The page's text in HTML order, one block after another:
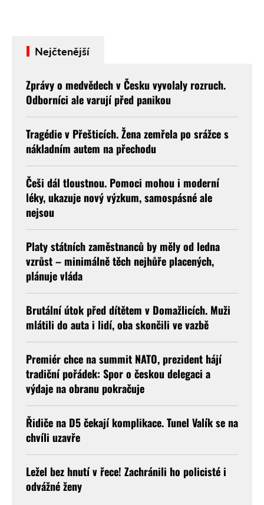
Nejčtenější
Zprávy o medvědech v Česku vyvolaly rozruch.
Odborníci ale varují před panikou
Tragédie v Přešticích. Žena zemřela po srážce s
nákladním autem na přechodu
Češi dál tloustnou. Pomoci mohou i moderní
léky, ukazuje nový výzkum, samospásné ale
nejsou
Platy státních zaměstnanců by měly od ledna
vzrůst – minimálně těch nejhůře placených,
plánuje vláda
Brutální útok před dítětem v Domažlicích. Muži
mlátili do auta i lidí, oba skončili ve vazbě
Premiér chce na summit NATO, prezident hájí
tradiční pořádek: Spor o českou delegaci a
výdaje na obranu pokračuje
Řidiče na D5 čekají komplikace. Tunel Valík se na
chvíli uzavře
Ležel bez hnutí v řece! Zachránili ho policisté i
odvážné ženy